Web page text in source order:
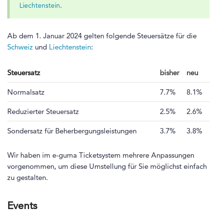
Liechtenstein.
Ab dem 1. Januar 2024 gelten folgende Steuersätze für die
Schweiz und Liechtenstein:
Steuersatz bisher neu
Normalsatz 7.7% 8.1%
Reduzierter Steuersatz 2.5% 2.6%
Sondersatz für Beherbergungsleistungen 3.7% 3.8%
Wir haben im e-guma Ticketsystem mehrere Anpassungen
vorgenommen, um diese Umstellung für Sie möglichst einfach
zu gestalten.
Events